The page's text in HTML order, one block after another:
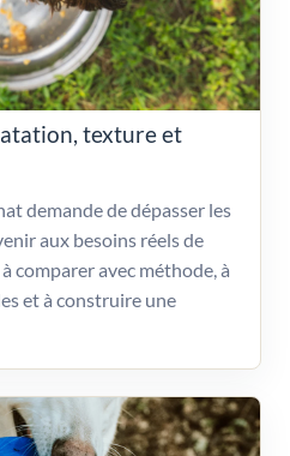
texture et
demande de dépasser les
aux besoins réels de
comparer avec méthode, à
et à construire une